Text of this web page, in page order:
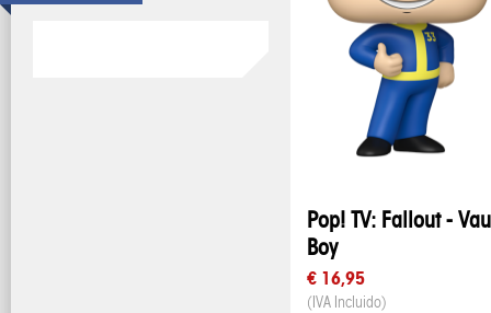
Pop! TV: Fallout -
Boy
€ 16,95
(IVA Incluido)